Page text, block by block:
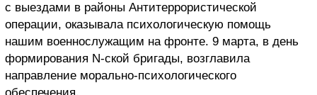
с выездами в районы Антитеррористической
операции, оказывала психологическую помощь
нашим военнослужащим на фронте. 9 марта, в день
формирования N-ской бригады, возглавила
направление морально-психологического